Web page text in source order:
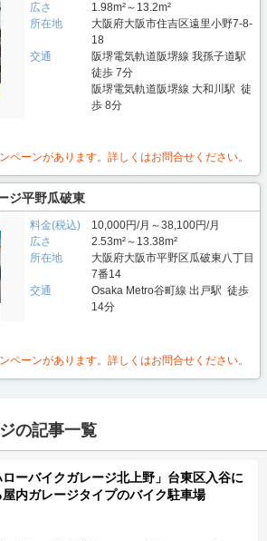
広さ
1.98m²～13.2m²
所在地
大阪府大阪市住吉区遠里小野7-8-
18
交通
阪堺電気軌道阪堺線 我孫子道駅
徒歩 7分
阪堺電気軌道阪堺線 大和川駅 徒
歩 8分
ペーンがあります。詳しくはお問合せください。
ジ平野瓜破東
料金(税込)
10,000円/月～38,100円/月
広さ
2.53m²～13.38m²
所在地
大阪府大阪市平野区瓜破東八丁目
7番14
交通
Osaka Metro谷町線 出戸駅 徒歩
14分
ペーンがあります。詳しくはお問合せください。
の記事一覧
ローバイクガレージ北上野」台東区入谷に
屋内ガレージタイプのバイク駐車場